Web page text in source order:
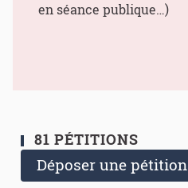
en séance publique…)
81 PÉTITIONS
Déposer une pétition